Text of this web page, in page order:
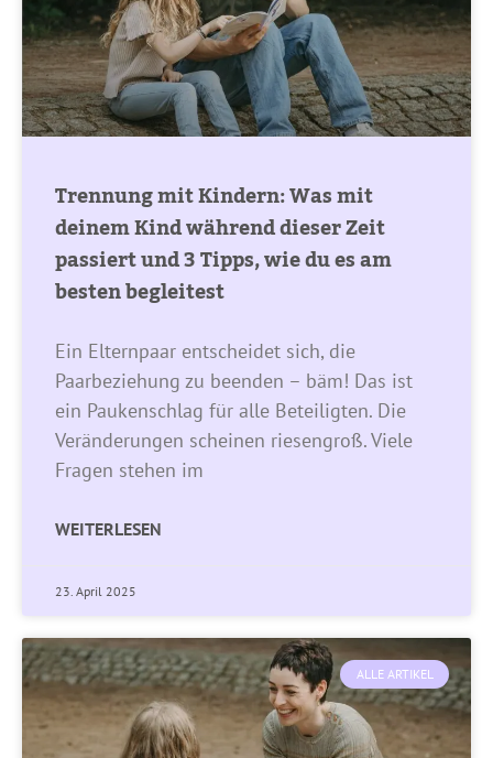
Trennung mit Kindern: Was mit
deinem Kind während dieser Zeit
passiert und 3 Tipps, wie du es am
besten begleitest
Ein Elternpaar entscheidet sich, die
Paarbeziehung zu beenden – bäm! Das ist
ein Paukenschlag für alle Beteiligten. Die
Veränderungen scheinen riesengroß. Viele
Fragen stehen im
WEITERLESEN
23. April 2025
ALLE ARTIKEL